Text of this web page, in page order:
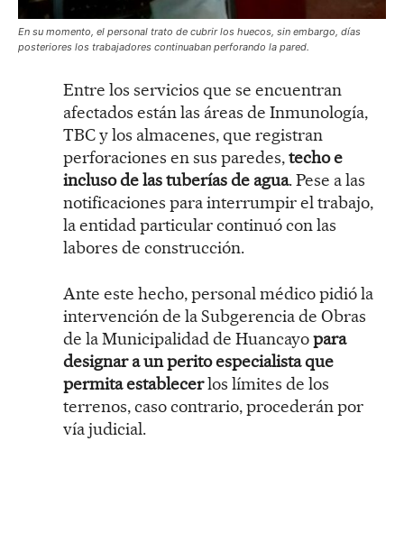
En su momento, el personal trato de cubrir los huecos, sin embargo, días
posteriores los trabajadores continuaban perforando la pared.
Entre los servicios que se encuentran
afectados están las áreas de Inmunología,
TBC y los almacenes, que registran
perforaciones en sus paredes,techo e
incluso de las tuberías de agua. Pese a las
notificaciones para interrumpir el trabajo,
la entidad particular continuó con las
labores de construcción.
Ante este hecho, personal médico pidió la
intervención de la Subgerencia de Obras
de la Municipalidad de Huancayopara
designar a un perito especialista que
permita establecerlos límites de los
terrenos, caso contrario, procederán por
vía judicial.